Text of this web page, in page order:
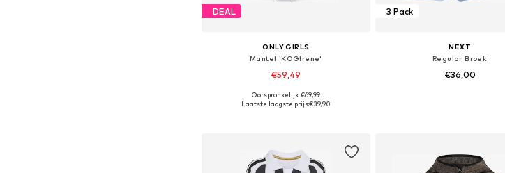
DEAL
ONLY GIRLS
Mantel 'KOGIrene'
€59,49
Beschikbaar in vele maten
Oorspronkelijk: €69,99
Laatste laagste prijs:€39,90
3 Pack
NEXT
Regular Broek
€36,00